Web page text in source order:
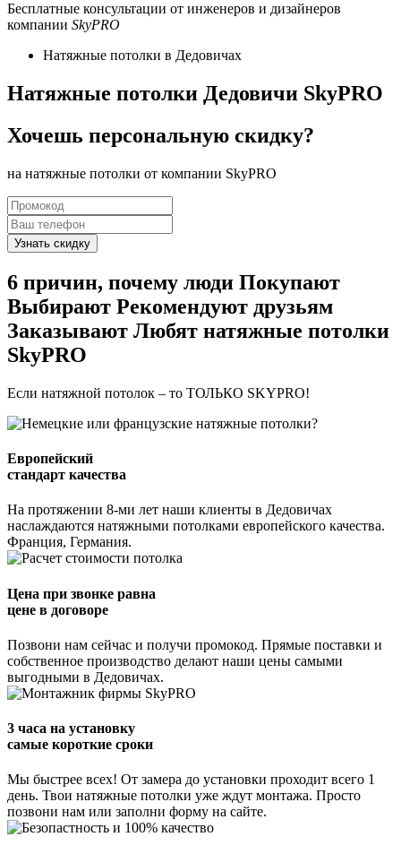
Бесплатные консультации от инженеров и дизайнеров
компании SkyPRO
Натяжные потолки в Дедовичах
Натяжные потолки Дедовичи SkyPRO
Хочешь персональную скидку?
на натяжные потолки от компании SkyPRO
6 причин, почему люди Покупают
Выбирают Рекомендуют друзьям
Заказывают Любят натяжные потолки
SkyPRO
Если натяжной потолок – то ТОЛЬКО SKYPRO!
Европейский
стандарт качества
На протяжении 8-ми лет наши клиенты в Дедовичах
наслаждаются натяжными потолками европейского качества.
Франция, Германия.
Цена при звонке равна
цене в договоре
Позвони нам сейчас и получи промокод. Прямые поставки и
собственное производство делают наши цены самыми
выгодными в Дедовичах.
3 часа на установку
самые короткие сроки
Мы быстрее всех! От замера до установки проходит всего 1
день. Твои натяжные потолки уже ждут монтажа. Просто
позвони нам или заполни форму на сайте.